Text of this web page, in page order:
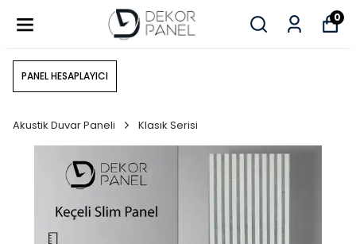
0
PANEL HESAPLAYICI
Akustik Duvar Paneli Klasık Serisi